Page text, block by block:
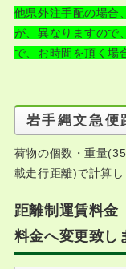
他県外注手配の場合
が、異なりますので
で、お時間を頂く場
岩手縄文急便
荷物の個数・重量
載走行距離)で計算し
距離制運賃料
料金へ変更致し